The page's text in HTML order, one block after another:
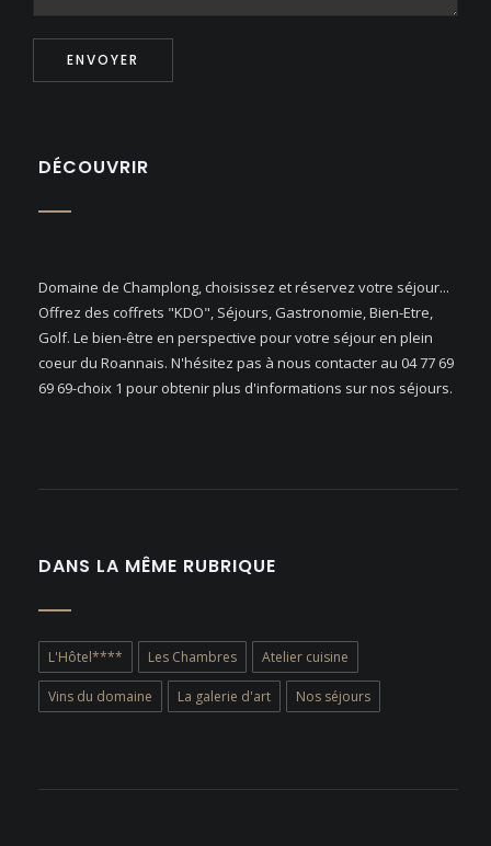
ENVOYER
DÉCOUVRIR
Domaine de Champlong, choisissez et réservez votre séjour...
Offrez des coffrets "KDO", Séjours, Gastronomie, Bien-Etre,
Golf. Le bien-être en perspective pour votre séjour en plein
coeur du Roannais. N'hésitez pas à nous contacter au 04 77 69
69 69-choix 1 pour obtenir plus d'informations sur nos séjours.
DANS LA MÊME RUBRIQUE
L'Hôtel**** Les Chambres Atelier cuisine
Vins du domaine La galerie d'art Nos séjours